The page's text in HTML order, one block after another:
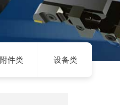
附件类 设备类